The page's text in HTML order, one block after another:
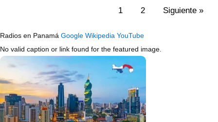
1 2 Siguiente »
Radios en Panamá Google Wikipedia YouTube
No valid caption or link found for the featured image.